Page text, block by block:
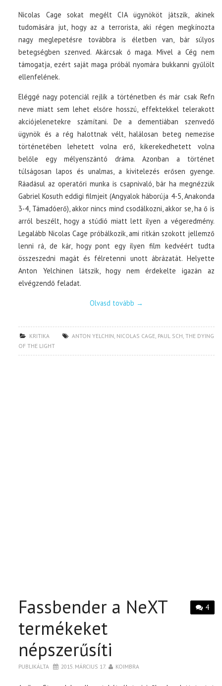
Nicolas Cage sokat megélt CIA ügynököt játszik, akinek
tudomására jut, hogy az a terrorista, aki régen megkínozta
nagy meglepetésre továbbra is életben van, bár súlyos
betegségben szenved. Akárcsak ő maga. Mivel a Cég nem
támogatja, ezért saját maga próbál nyomára bukkanni gyűlölt
ellenfelének.
Eléggé nagy potenciál rejlik a történetben és már csak Refn
neve miatt sem lehet elsőre hosszú, effektekkel telerakott
akciójelenetekre számítani. De a dementiában szenvedő
ügynök és a rég halottnak vélt, halálosan beteg nemezise
történetében lehetett volna erő, kikerekedhetett volna
belőle egy mélyenszántó dráma. Azonban a történet
túlságosan lapos és unalmas, a kivitelezés erősen gyenge.
Ráadásul az operatőri munka is csapnivaló, bár ha megnézzük
Gabriel Kosuth eddigi filmjeit (Angyalok háborúja 4-5, Anakonda
3-4, Támadóerő), akkor nincs mind csodálkozni, akkor se, ha ő is
arról beszélt, hogy a stúdió miatt lett ilyen a végeredmény.
Legalább Nicolas Cage próbálkozik, ami ritkán szokott jellemző
lenni rá, de kár, hogy pont egy ilyen film kedvéért tudta
összeszedni magát és félretenni unott ábrázatát. Helyette
Anton Yelchinen látszik, hogy nem érdekelte igazán az
elvégzendő feladat.
Olvasd tovább →
KRITIKA ANTON YELCHIN, NICOLAS CAGE, PAUL SCH,THE DYING
OF THE LIGHT
4
Fassbender a NeXT
termékeket
népszerűsíti
PUBLIKÁLTA 2015. MÁRCIUS 17. KOIMBRA